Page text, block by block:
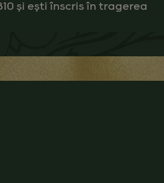
și ești înscris în tragerea